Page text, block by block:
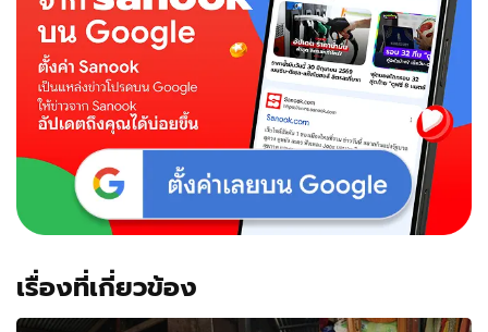
เรื่องที่เกี่ยวข้อง